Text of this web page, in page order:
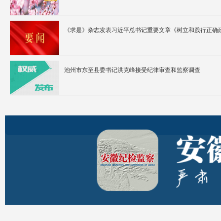
《求是》杂志发表习近平总书记重要文章《树立和践行正确
池州市东至县委书记洪克峰接受纪律审查和监察调查